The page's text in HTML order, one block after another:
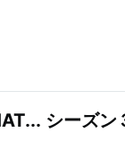
シーズン